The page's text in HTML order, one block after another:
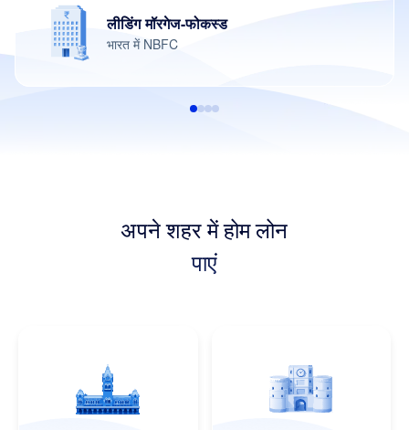
लीडिंग मॉरगेज-फोकस्ड
भारत में NBFC
अपने शहर में होम लोन
पाएं